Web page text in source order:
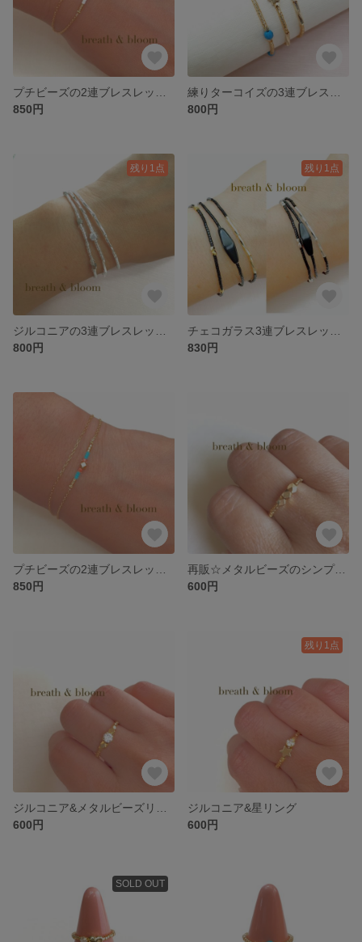
850円
800円
残り1点
800円
残り1点
830円
850円
再販☆メタルビーズのシンプルリング
600円
600円
残り1点
ジルコニア&星リング
600円
SOLD OUT